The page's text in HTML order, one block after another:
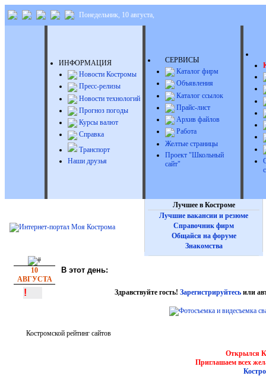
Понедельник, 10 августа,
ИНФОРМАЦИЯ
Новости Костромы
Пресс-релизы
Новости технологий
Прогноз погоды
Курсы валют
Справка
Транспорт
Наши друзья
СЕРВИСЫ
Каталог фирм
Объявления
Каталог ссылок
Прайс-лист
Архив файлов
Работа
Желтые страницы
Проект "Школьный
сайт"
Лучшее в Костроме
Лучшие вакансии и резюме
Справочник фирм
Общайся на форуме
Знакомства
10
АВГУСТА
В этот день:
! Здравствуйте гость! Зарегистрируйтесьили
Костромской рейтинг сайтов
Открылся
Приглашаем всех